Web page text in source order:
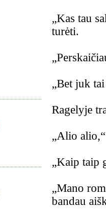
„Kas tau
turėti.
„Bet juk
Ragelyje
„Alio
„Kaip taip
„Mano
bandau